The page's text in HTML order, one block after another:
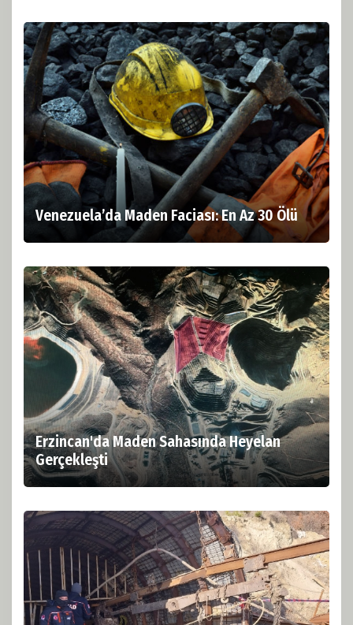
Venezuela’da Maden Faciası: En Az 30 Ölü
Erzincan'da Maden Sahasında Heyelan
Gerçekleşti